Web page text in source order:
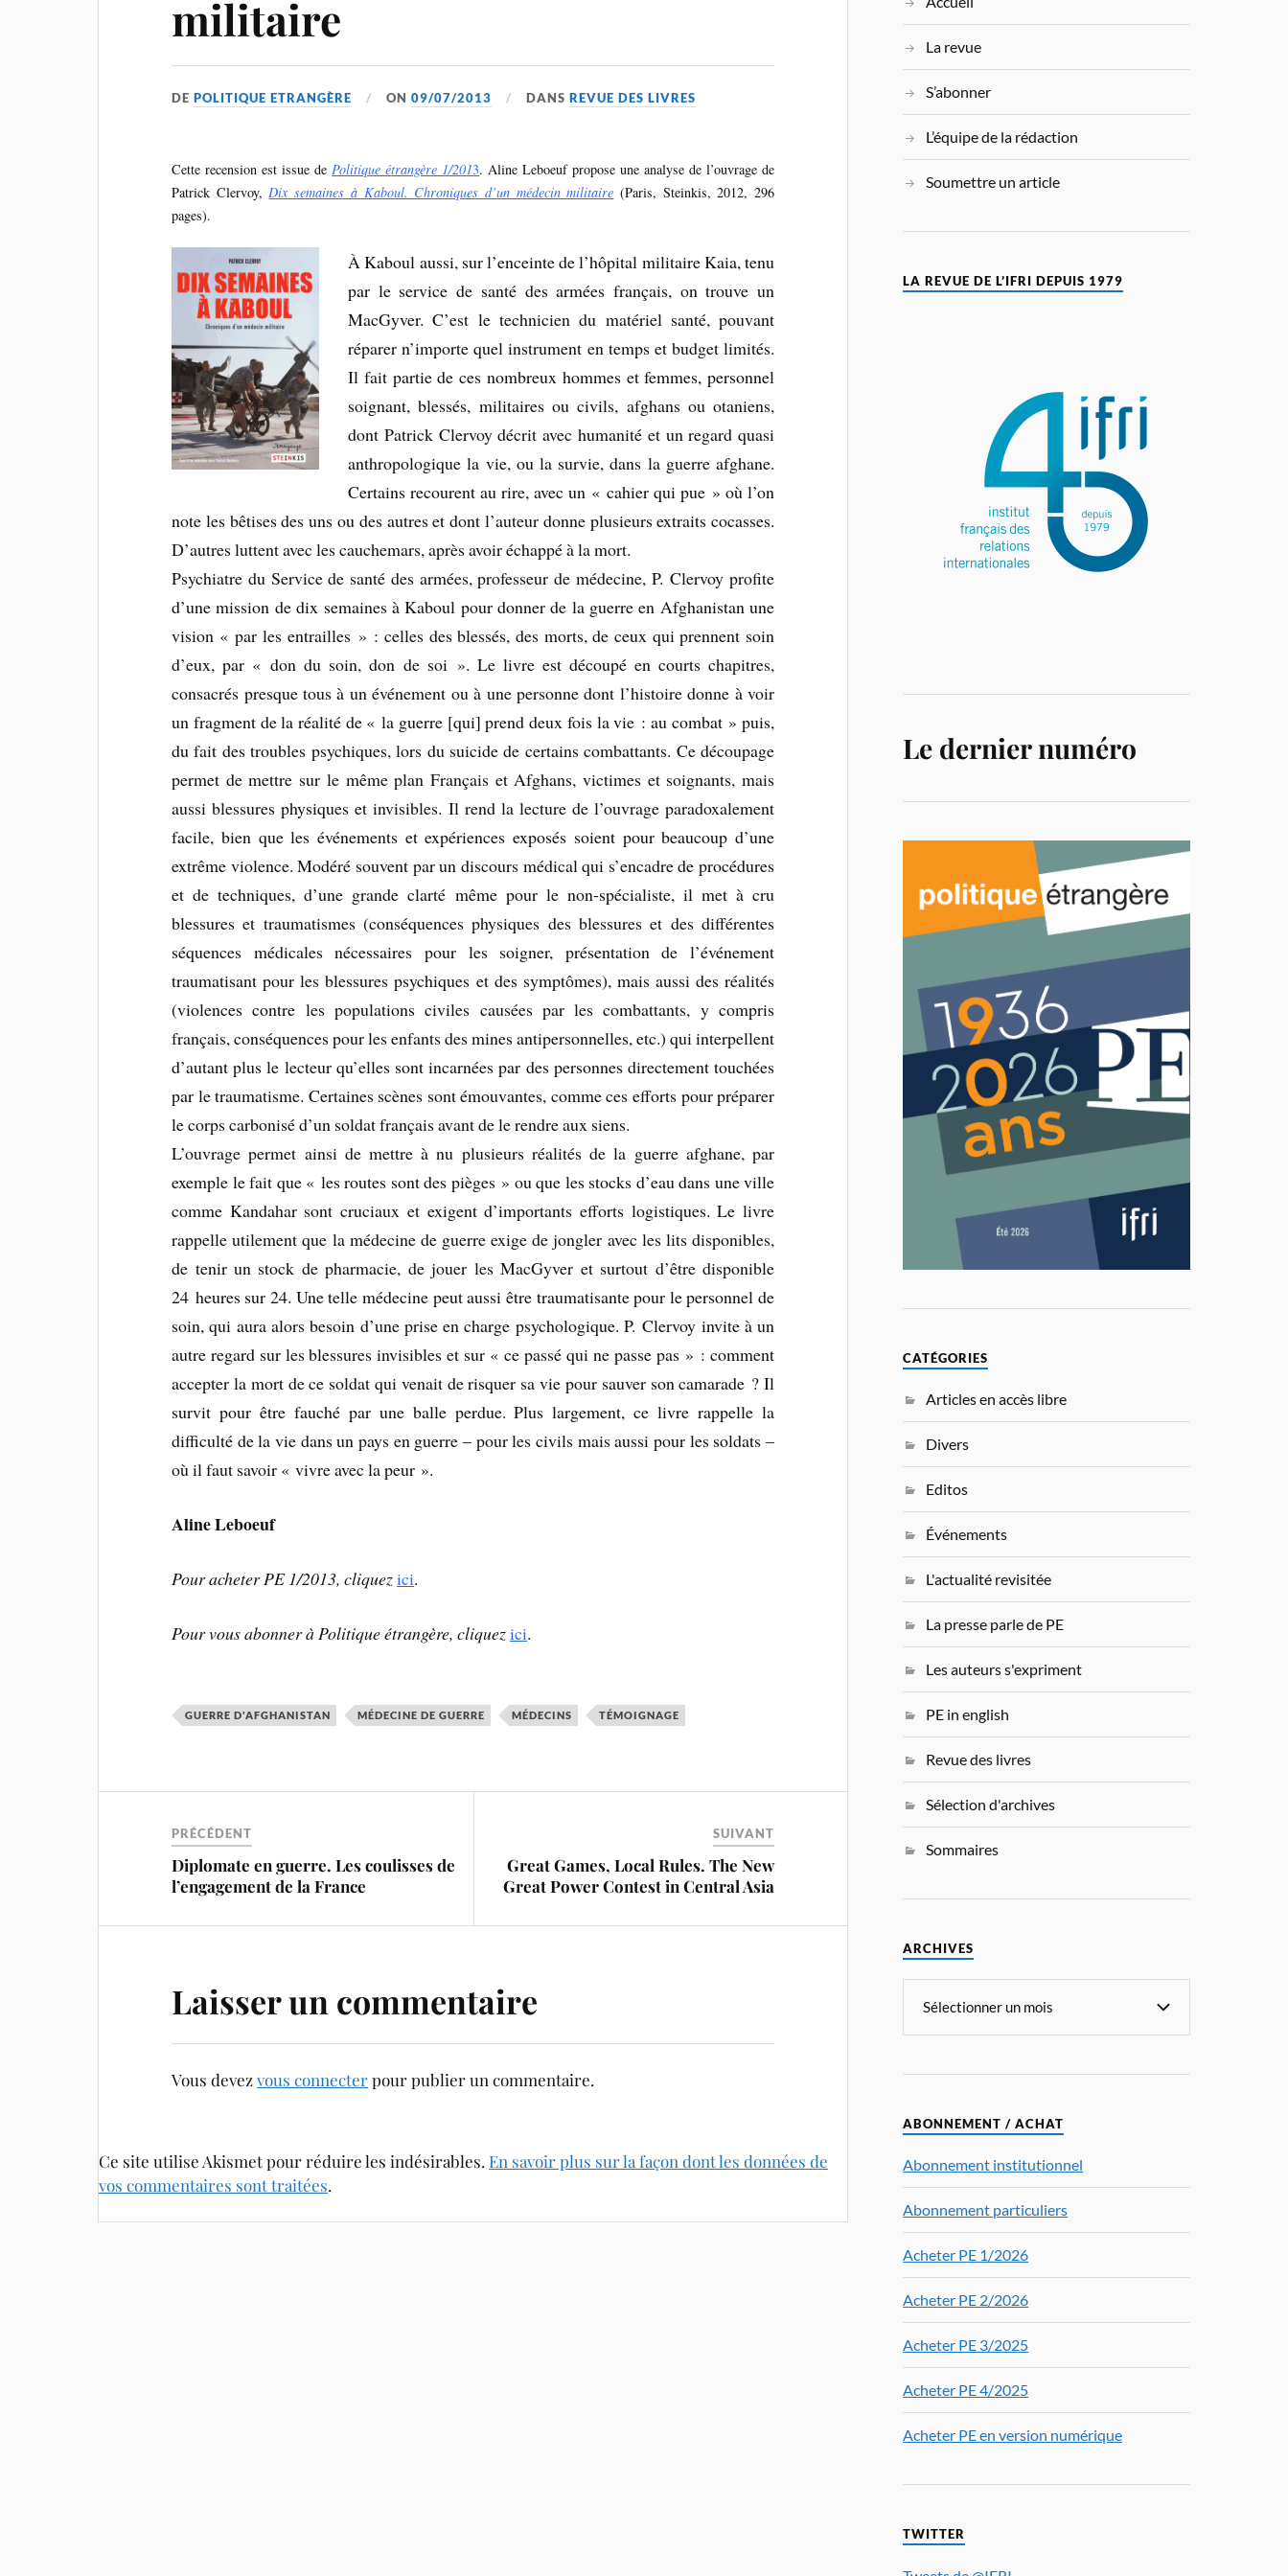
militaire
DEPOLITIQUE ETRANGÈRE ON09/07/2013 DANSREVUE DES LIVRES
Cette recension est issue dePolitique étrangère 1/2013. Aline Leboeuf propose une analyse de l’ouvrage de
Patrick Clervoy,Dix semaines à Kaboul. Chroniques d’un médecin militaire (Paris, Steinkis, 2012, 296
pages).
À Kaboul aussi, sur l’enceinte de l’hôpital militaire Kaia, tenu
par le service de santé des armées français, on trouve un
MacGyver. C’est le technicien du matériel santé, pouvant
réparer n’importe quel instrument en temps et budget limités.
Il fait partie de ces nombreux hommes et femmes, personnel
soignant, blessés, militaires ou civils, afghans ou otaniens,
dont Patrick Clervoy décrit avec humanité et un regard quasi
anthropologique la vie, ou la survie, dans la guerre afghane.
Certains recourent au rire, avec un « cahier qui pue » où l’on
note les bêtises des uns ou des autres et dont l’auteur donne plusieurs extraits cocasses.
D’autres luttent avec les cauchemars, après avoir échappé à la mort.
Psychiatre du Service de santé des armées, professeur de médecine, P. Clervoy profite
d’une mission de dix semaines à Kaboul pour donner de la guerre en Afghanistan une
vision « par les entrailles » : celles des blessés, des morts, de ceux qui prennent soin
d’eux, par « don du soin, don de soi ». Le livre est découpé en courts chapitres,
consacrés presque tous à un événement ou à une personne dont l’histoire donne à voir
un fragment de la réalité de « la guerre [qui] prend deux fois la vie : au combat » puis,
du fait des troubles psychiques, lors du suicide de certains combattants. Ce découpage
permet de mettre sur le même plan Français et Afghans, victimes et soignants, mais
aussi blessures physiques et invisibles. Il rend la lecture de l’ouvrage paradoxalement
facile, bien que les événements et expériences exposés soient pour beaucoup d’une
extrême violence. Modéré souvent par un discours médical qui s’encadre de procédures
et de techniques, d’une grande clarté même pour le non-spécialiste, il met à cru
blessures et traumatismes (conséquences physiques des blessures et des différentes
séquences médicales nécessaires pour les soigner, présentation de l’événement
traumatisant pour les blessures psychiques et des symptômes), mais aussi des réalités
(violences contre les populations civiles causées par les combattants, y compris
français, conséquences pour les enfants des mines antipersonnelles, etc.) qui interpellent
d’autant plus le lecteur qu’elles sont incarnées par des personnes directement touchées
par le traumatisme. Certaines scènes sont émouvantes, comme ces efforts pour préparer
le corps carbonisé d’un soldat français avant de le rendre aux siens.
L’ouvrage permet ainsi de mettre à nu plusieurs réalités de la guerre afghane, par
exemple le fait que « les routes sont des pièges » ou que les stocks d’eau dans une ville
comme Kandahar sont cruciaux et exigent d’importants efforts logistiques. Le livre
rappelle utilement que la médecine de guerre exige de jongler avec les lits disponibles,
de tenir un stock de pharmacie, de jouer les MacGyver et surtout d’être disponible
24 heures sur 24. Une telle médecine peut aussi être traumatisante pour le personnel de
soin, qui aura alors besoin d’une prise en charge psychologique. P. Clervoy invite à un
autre regard sur les blessures invisibles et sur « ce passé qui ne passe pas » : comment
accepter la mort de ce soldat qui venait de risquer sa vie pour sauver son camarade ? Il
survit pour être fauché par une balle perdue. Plus largement, ce livre rappelle la
difficulté de la vie dans un pays en guerre – pour les civils mais aussi pour les soldats –
où il faut savoir « vivre avec la peur ».
Aline Leboeuf
Pour acheter PE 1/2013, cliquezici.
Pour vous abonner à Politique étrangère, cliquezici.
GUERRE D'AFGHANISTAN MÉDECINE DE GUERRE MÉDECINS TÉMOIGNAGE
PRÉCÉDENT
Diplomate en guerre. Les coulisses de
l’engagement de la France
SUIVANT
Great Games, Local Rules. The New
Great Power Contest in Central Asia
Laisser un commentaire
Vous devezvous connecterpour publier un commentaire.
Ce site utilise Akismet pour réduire les indésirables. En savoir plus sur la façon dont les données de
vos commentaires sont traitées.
La revue
S’abonner
L’équipe de la rédaction
Soumettre un article
LA REVUE DE L’IFRI DEPUIS 1979
Le dernier numéro
CATÉGORIES
Articles en accès libre
Divers
Editos
Événements
L'actualité revisitée
La presse parle de PE
Les auteurs s'expriment
PE in english
Revue des livres
Sélection d'archives
Sommaires
ARCHIVES
ABONNEMENT / ACHAT
Abonnement institutionnel
Abonnement particuliers
Acheter PE 1/2026
Acheter PE 2/2026
Acheter PE 3/2025
Acheter PE 4/2025
Acheter PE en version numérique
TWITTER